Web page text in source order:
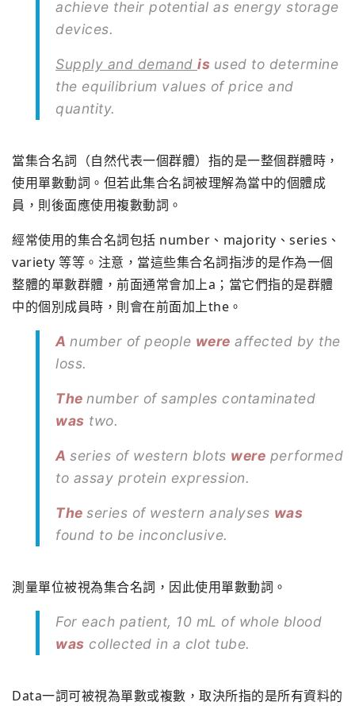
achieve their potential as energy storage
devices.
Supply and demand is used to determine
the equilibrium values of price and
quantity.
當集合名詞（自然代表一個群體）指的是一整個群體時，
使用單數動詞。但若此集合名詞被理解為當中的個體成
員，則後面應使用複數動詞。
經常使用的集合名詞包括 number、majority、series、
variety 等等。注意，當這些集合名詞指涉的是作為一個
整體的單數群體，前面通常會加上a；當它們指的是群體
中的個別成員時，則會在前面加上the。
A number of people were affected by the
loss.
The number of samples contaminated
was two.
A series of western blots were performed
to assay protein expression.
The series of western analyses was
found to be inconclusive.
測量單位被視為集合名詞，因此使用單數動詞。
For each patient, 10 mL of whole blood
was collected in a clot tube.
Data一詞可被視為單數或複數，取決所指的是所有資料的